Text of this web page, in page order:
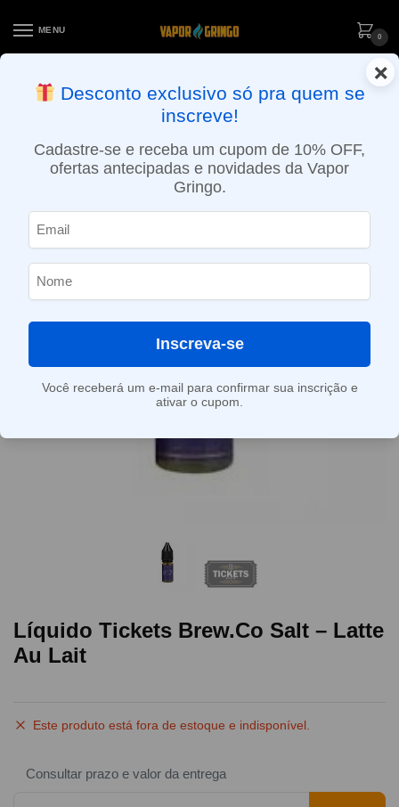
MENU
0
ENTREGA NO MESMO DIA EM SÃO PAULO (SEG A SEX): PEDIDOS
APROVADOS ATÉ 15:30 VIA MOTOBOY
Líquido Tickets Brew.Co Salt – Latte
Au Lait
Este produto está fora de estoque e indisponível.
Consultar prazo e valor da entrega
×
Desconto exclusivo só pra quem se
inscreve!
Cadastre-se e receba um cupom de 10% OFF,
ofertas antecipadas e novidades da Vapor
Gringo.
Inscreva-se
Você receberá um e-mail para confirmar sua inscrição e
ativar o cupom.